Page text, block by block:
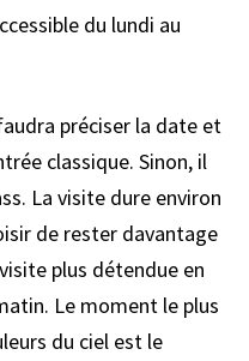
du lundi au
préciser la date et
classique. Sinon, il
La visite dure environ
de rester davantage
plus détendue en
Le moment le plus
du ciel est le